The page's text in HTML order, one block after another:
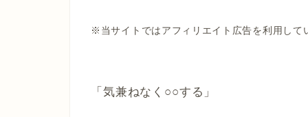
※当サイトではアフィリエイト広告を利用して
「気兼ねなく○○する」